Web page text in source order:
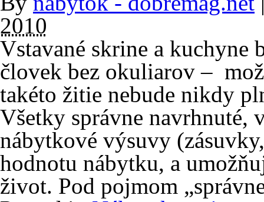
2010
Vstavané skrine a kuchyne
človek bez okuliarov –
takéto žitie nebude nikdy
Všetky správne navrhnuté,
nábytkové výsuvy
hodnotu nábytku, a
život. Pod pojmom